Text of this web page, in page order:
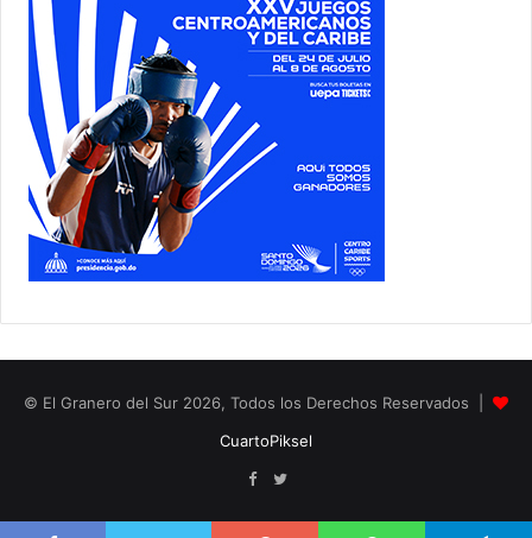
© El Granero del Sur 2026, Todos los Derechos Reservados |
CuartoPiksel